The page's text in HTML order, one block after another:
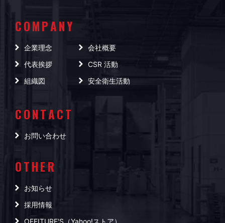
COMPANY
企業理念
会社概要
代表挨拶
CSR 活動
組織図
安全衛生活動
CONTACT
お問い合わせ
OTHER
お知らせ
採用情報
OFFITURE'S（Yahoo!ストア）